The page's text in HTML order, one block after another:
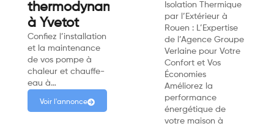
thermodynamique
à Yvetot
Confiez l’installation
et la maintenance
de vos pompe à
chaleur et chauffe-
eau à…
Voir l'annonce
Isolation Thermique
par l’Extérieur à
Rouen : L’Expertise
de l’Agence Groupe
Verlaine pour Votre
Confort et Vos
Économies
Améliorez la
performance
énergétique de
votre maison à